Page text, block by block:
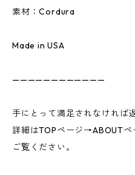
素材：Cordura
Made in USA
————————————
手にとって満足されなければ
詳細はTOPページ→ABOUTペ
ご覧ください。